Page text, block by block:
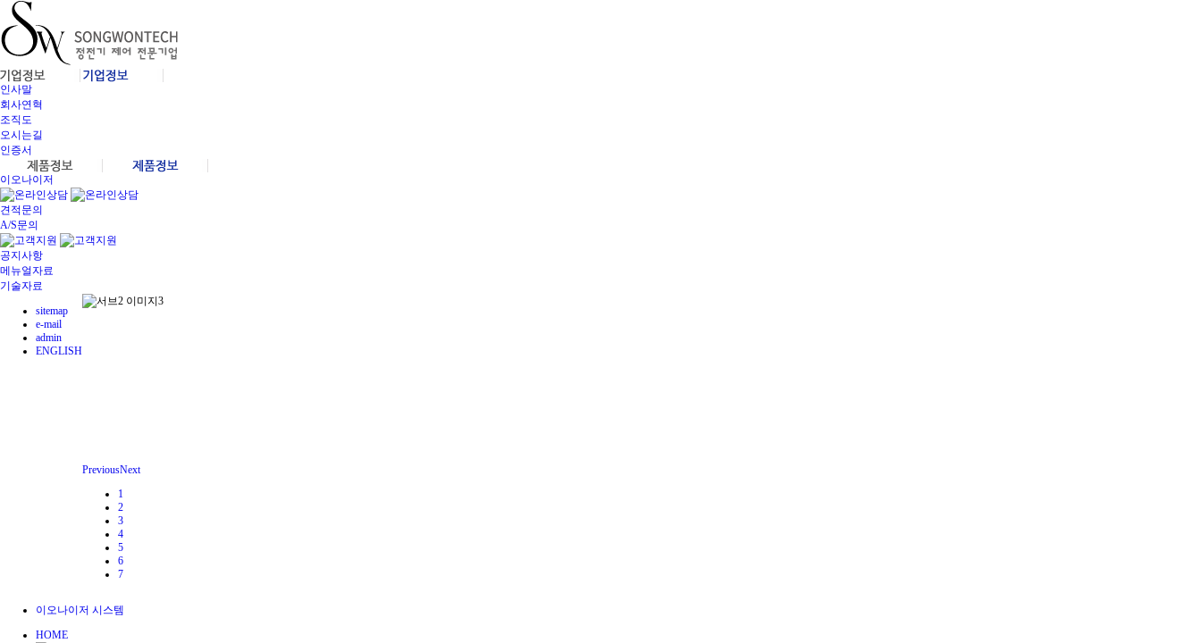
인사말
회사연혁
조직도
오시는길
인증서
이오나이저
견적문의
A/S문의
공지사항
메뉴얼자료
기술자료
sitemap
e-mail
admin
ENGLISH
PreviousNext
1
2
3
4
5
6
7
이오나이저 시스템
HOME